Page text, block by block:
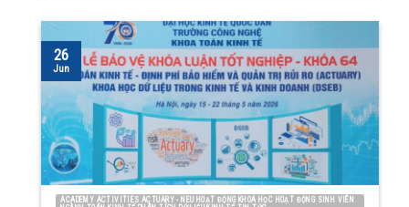
ACADEMY ACTIVITIES ACTUARY - NEU HOẠT ĐỘNG KHOA HỌC HOẠT ĐỘNG SINH VIÊN
NGÀNH TOÁN KINH TẾ PHÂN TÍCH DỮ LIỆU KINH TẾ TIN TỨC
Bảo vệ Khóa luận Tốt nghiệp K64 (5.2026)
26